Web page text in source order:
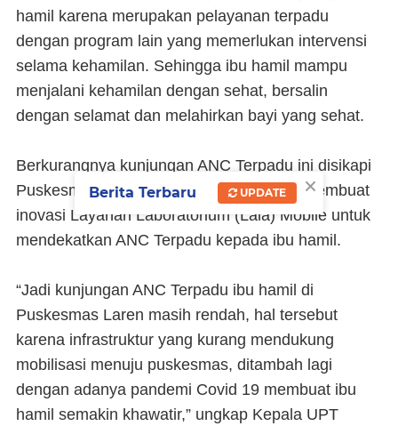
hamil karena merupakan pelayanan terpadu
dengan program lain yang memerlukan intervensi
selama kehamilan. Sehingga ibu hamil mampu
menjalani kehamilan dengan sehat, bersalin
dengan selamat dan melahirkan bayi yang sehat.
Berkurangnya kunjungan ANC Terpadu ini disikapi
Puskesmas Laren di Lamongan dengan membuat
inovasi Layanan Laboratorium (Lala) Mobile untuk
mendekatkan ANC Terpadu kepada ibu hamil.
“Jadi kunjungan ANC Terpadu ibu hamil di
Puskesmas Laren masih rendah, hal tersebut
karena infrastruktur yang kurang mendukung
mobilisasi menuju puskesmas, ditambah lagi
dengan adanya pandemi Covid 19 membuat ibu
hamil semakin khawatir,” ungkap Kepala UPT
×
Berita Terbaru UPDATE